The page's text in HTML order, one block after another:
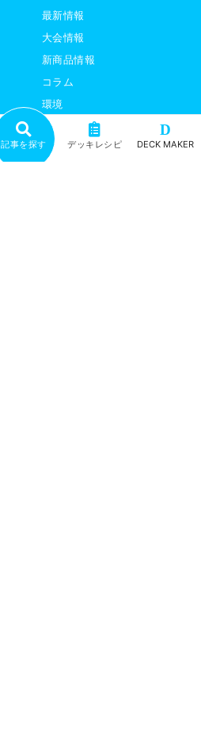
記事を探す デッキレシピ
D
DECK MAKER
最新情報
大会情報
新商品情報
コラム
環境
デッキレシピ
デッキテーマ解説